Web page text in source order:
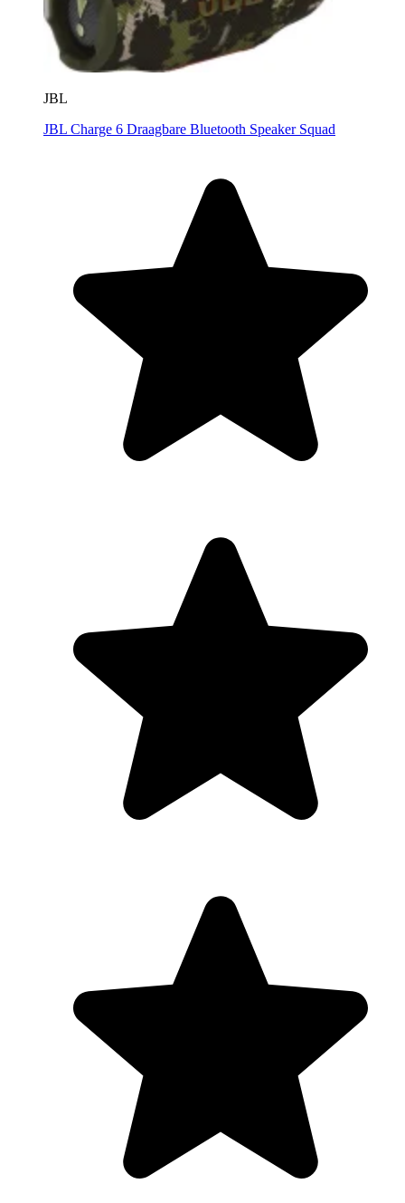
JBL
JBL Charge 6 Draagbare Bluetooth Speaker Squad